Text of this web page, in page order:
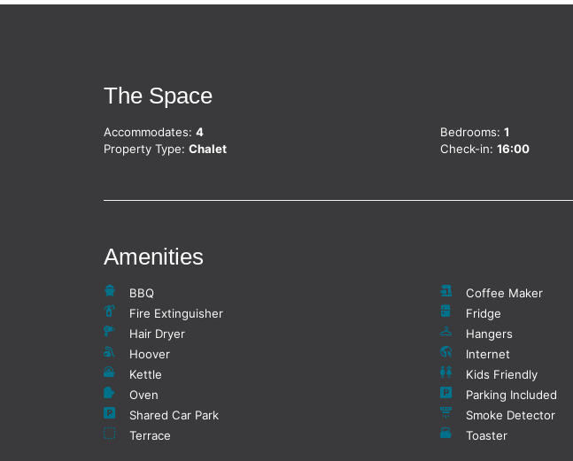
The Space
Accommodates: 4 Bedrooms: 1
Property Type: Chalet Check-in: 16:00
Amenities
BBQ Coffee Maker
Fire Extinguisher
Fridge
Hair Dryer
Hangers
Hoover
Internet
Kettle
Kids Friendly
Oven
Parking Included
Shared Car Park
Smoke Detector
Terrace
Toaster